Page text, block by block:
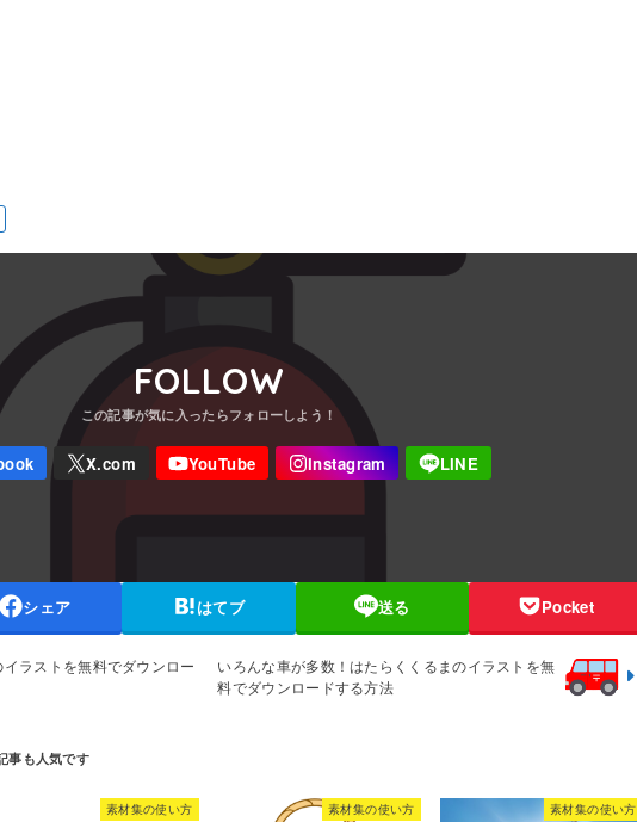
FOLLOW
シェア はてブ 送る Pocket
ラストを無料でダウンロー
いろんな車が多数！はたらくくるまのイラストを無
料でダウンロードする方法
素材集の使い方 素材集の使い方 素材集の使い方